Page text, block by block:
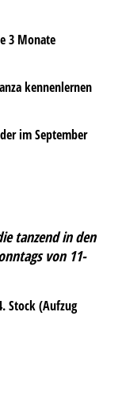
3 Monate
kennenlernen
im September
tanzend in den
von 11-
Stock (Aufzug